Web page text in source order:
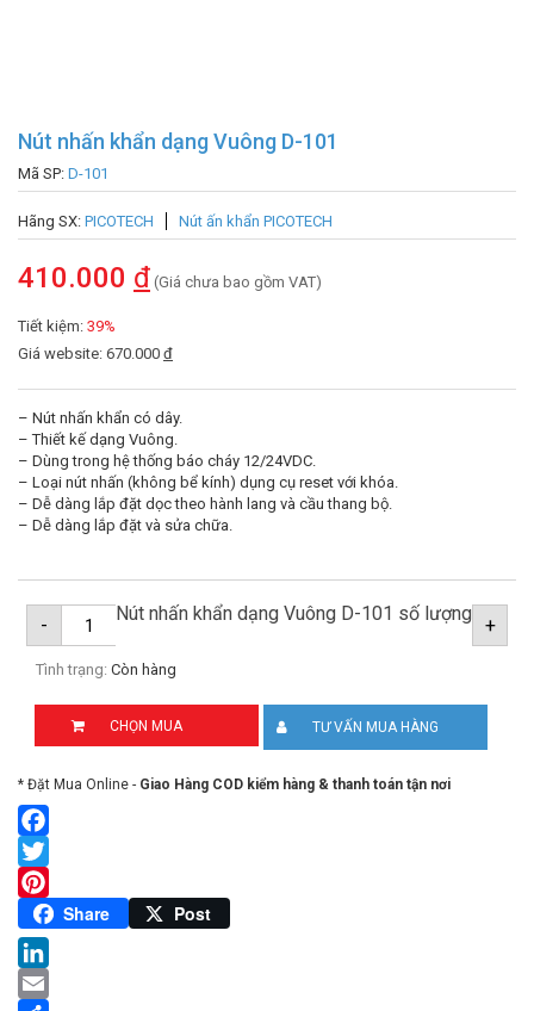
Nút nhấn khẩn dạng Vuông D-101
Mã SP: D-101
Hãng SX: PICOTECH Nút ấn khẩn PICOTECH
410.000 đ (Giá chưa bao gồm VAT)
Tiết kiệm: 39%
Giá website: 670.000 đ
– Nút nhấn khẩn có dây.
– Thiết kế dạng Vuông.
– Dùng trong hệ thống báo cháy 12/24VDC.
– Loại nút nhấn (không bể kính) dụng cụ reset với khóa.
– Dễ dàng lắp đặt dọc theo hành lang và cầu thang bộ.
– Dễ dàng lắp đặt và sửa chữa.
- Nút nhấn khẩn dạng Vuông D-101 số lượng +
Tình trạng: Còn hàng
CHỌN MUA TƯ VẤN MUA HÀNG
* Đặt Mua Online - Giao Hàng COD kiểm hàng & thanh toán tận nơi
Facebook
Twitter
Pinterest
Share Post
LinkedIn